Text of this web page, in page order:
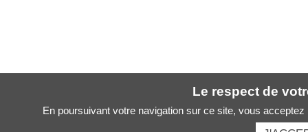
Le respect de
En poursuivant votre navigation sur ce site, vous